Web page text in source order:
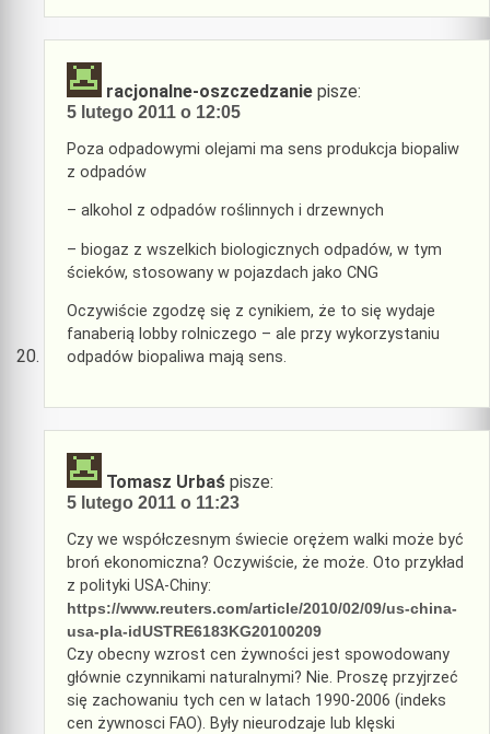
racjonalne-oszczedzanie pisze:
5 lutego 2011 o 12:05
Poza odpadowymi olejami ma sens produkcja biopaliw
z odpadów
– alkohol z odpadów roślinnych i drzewnych
– biogaz z wszelkich biologicznych odpadów, w tym
ścieków, stosowany w pojazdach jako CNG
Oczywiście zgodzę się z cynikiem, że to się wydaje
fanaberią lobby rolniczego – ale przy wykorzystaniu
odpadów biopaliwa mają sens.
Tomasz Urbaś pisze:
5 lutego 2011 o 11:23
Czy we współczesnym świecie orężem walki może być
broń ekonomiczna? Oczywiście, że może. Oto przykład
z polityki USA-Chiny:
https://www.reuters.com/article/2010/02/09/us-china-
usa-pla-idUSTRE6183KG20100209
Czy obecny wzrost cen żywności jest spowodowany
głównie czynnikami naturalnymi? Nie. Proszę przyjrzeć
się zachowaniu tych cen w latach 1990-2006 (indeks
cen żywnosci FAO). Były nieurodzaje lub klęski